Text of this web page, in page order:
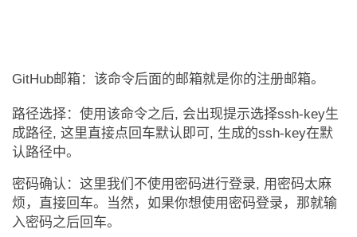
GitHub邮箱：该命令后面的邮箱就是你的注册邮箱。
路径选择：使用该命令之后, 会出现提示选择ssh-key生
成路径, 这里直接点回车默认即可, 生成的ssh-key在默
认路径中。
密码确认：这里我们不使用密码进行登录, 用密码太麻
烦，直接回车。当然，如果你想使用密码登录，那就输
入密码之后回车。